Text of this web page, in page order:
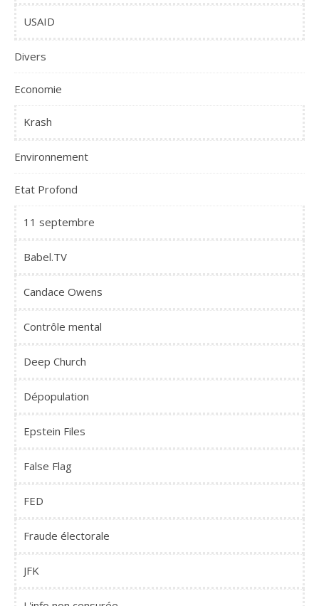
USAID
Divers
Economie
Krash
Environnement
Etat Profond
11 septembre
Babel.TV
Candace Owens
Contrôle mental
Deep Church
Dépopulation
Epstein Files
False Flag
FED
Fraude électorale
JFK